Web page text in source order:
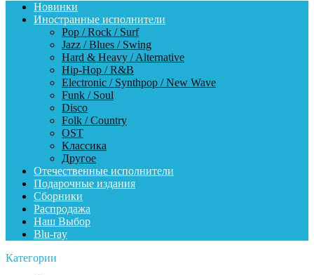
Новинки
Иностранные исполнители
Pop / Rock / Surf
Jazz / Blues / Swing
Hard & Heavy / Alternative
Hip-Hop / R&B
Electronic / Synthpop / New Wave
Funk / Soul
Disco
Folk / Country
OST
Классика
Другое
Отечественные исполнители
Подарочные издания
Сборники
Распродажа
Наш Выбор
Blu-ray
Категории